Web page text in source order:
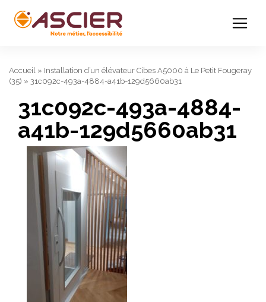
Accueil » Installation d’un élévateur Cibes A5000 à Le Petit Fougeray
(35) » 31c092c-493a-4884-a41b-129d5660ab31
31c092c-493a-4884-
a41b-129d5660ab31